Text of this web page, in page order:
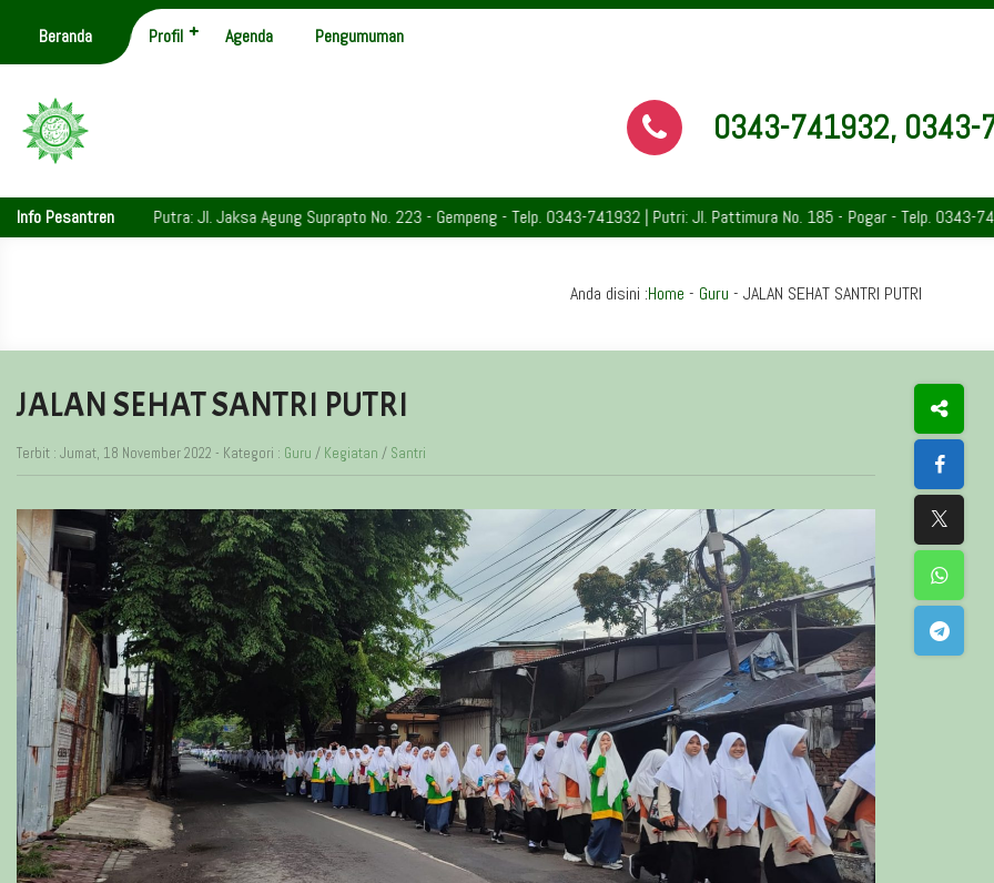
Beranda Profil Agenda Pengumuman
0343-741932, 0343-
Info PesantrenPutra: Jl. Jaksa Agung Suprapto No. 223 - Gempeng - Telp. 0343-741932 | Putri: Jl. Pattimura No. 185 - Pogar - Telp. 0343-
Anda disini :Home - Guru - JALAN SEHAT SANTRI PUTRI
JALAN SEHAT SANTRI PUTRI
Terbit : Jumat, 18 November 2022 - Kategori : Guru / Kegiatan / Santri